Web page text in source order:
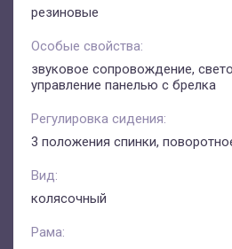
резиновые
Особые свойства:
звуковое сопровождение,
управление панелью с брелка
Регулировка сидения:
3 положения спинки,
Вид:
колясочный
Рама: